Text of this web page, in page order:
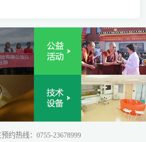
预约热线：0755-23678999